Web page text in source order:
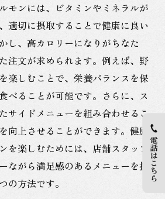
モンには、ビタミンやミネラルが
適切に摂取することで健康に良い
し、高カロリーになりがちなた
注文が求められます。例えば、野
楽しむことで、栄養バランスを保
べることが可能です。さらに、ス
サイドメニューを組み合わせるこ
向上させることができます。健康
を楽しむためには、店舗スタッフ
ながら満足感のあるメニューを提
の方法です。